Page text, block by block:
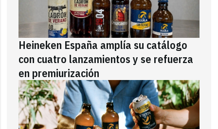
Heineken España amplía su catálogo
con cuatro lanzamientos y se refuerza
en premiurización